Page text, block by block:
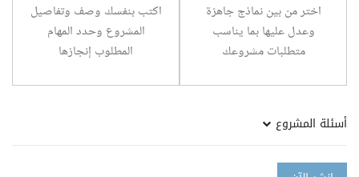
اختر من بين نماذج جاهزة
وعدل عليها بما يناسب
متطلبات مشروعك
اكتب بنفسك وصف وتفاصيل
المشروع وحدد المهام
المطلوب إنجازها
أسئلة المشروع